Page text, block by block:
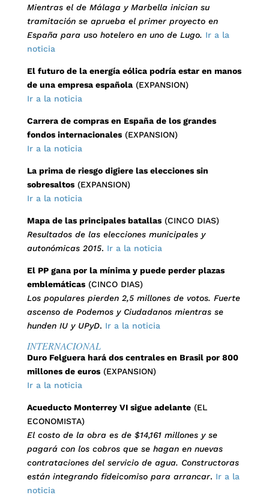
Mientras el de Málaga y Marbella inician su
tramitación se aprueba el primer proyecto en
España para uso hotelero en uno de Lugo. Ir a la
noticia
El futuro de la energía eólica podría estar en manos
de una empresa española(EXPANSION)
Ir a la noticia
Carrera de compras en España de los grandes
fondos internacionales(EXPANSION)
Ir a la noticia
La prima de riesgo digiere las elecciones sin
sobresaltos(EXPANSION)
Ir a la noticia
Mapa de las principales batallas(CINCO DIAS)
Resultados de las elecciones municipales y
autonómicas 2015. Ir a la noticia
El PP gana por la mínima y puede perder plazas
emblemáticas(CINCO DIAS)
Los populares pierden 2,5 millones de votos. Fuerte
ascenso de Podemos y Ciudadanos mientras se
hunden IU y UPyD. Ir a la noticia
INTERNACIONAL
Duro Felguera hará dos centrales en Brasil por 800
millones de euros(EXPANSION)
Ir a la noticia
Acueducto Monterrey VI sigue adelante(EL
ECONOMISTA)
El costo de la obra es de $14,161 millones y se
pagará con los cobros que se hagan en nuevas
contrataciones del servicio de agua. Constructoras
están integrando fideicomiso para arrancar. Ir a la
noticia